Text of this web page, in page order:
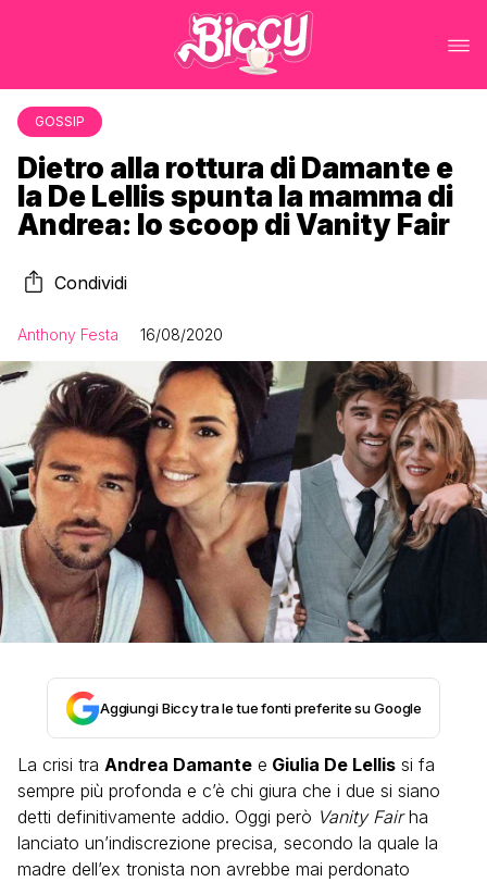
GOSSIP
Dietro alla rottura di Damante e
la De Lellis spunta la mamma di
Andrea: lo scoop di Vanity Fair
Condividi
Anthony Festa 16/08/2020
Aggiungi Biccy tra le tue fonti preferite su Google
La crisi tra Andrea Damante e Giulia De Lellis si fa
sempre più profonda e c’è chi giura che i due si siano
detti definitivamente addio. Oggi però Vanity Fairha
lanciato un’indiscrezione precisa, secondo la quale la
madre dell’ex tronista non avrebbe mai perdonato